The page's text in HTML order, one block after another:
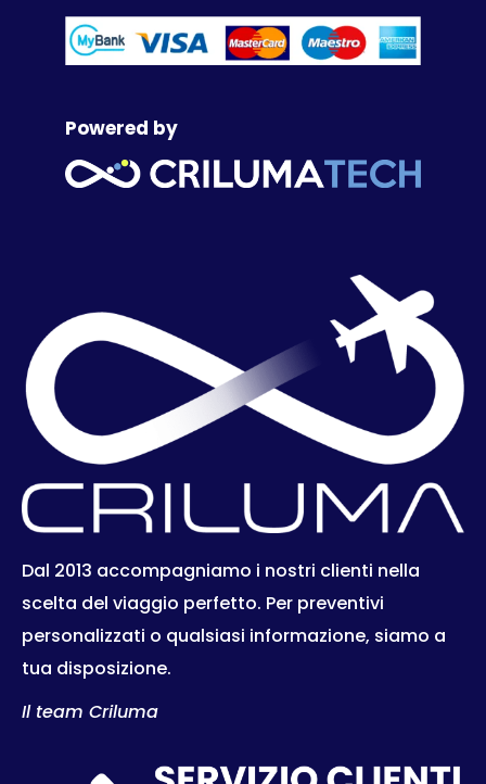
Powered by
Dal 2013 accompagniamo i nostri clienti nella
scelta del viaggio perfetto. Per preventivi
personalizzati o qualsiasi informazione, siamo a
tua disposizione.
Il team Criluma